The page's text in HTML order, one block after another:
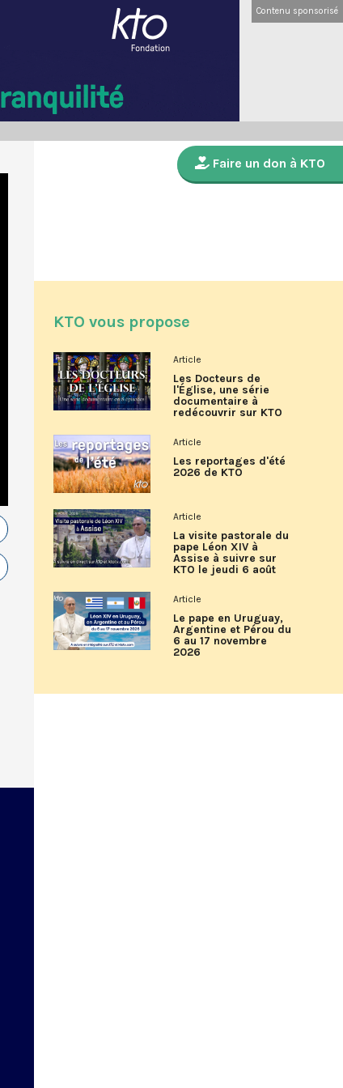
Contenu sponsorisé
Faire un don à KTO
KTO vous propose
Article
Les Docteurs de
l'Église, une série
documentaire à
redécouvrir sur KTO
Article
Les reportages d'été
2026 de KTO
Article
La visite pastorale du
pape Léon XIV à
Assise à suivre sur
KTO le jeudi 6 août
Article
Le pape en Uruguay,
Argentine et Pérou du
6 au 17 novembre
2026